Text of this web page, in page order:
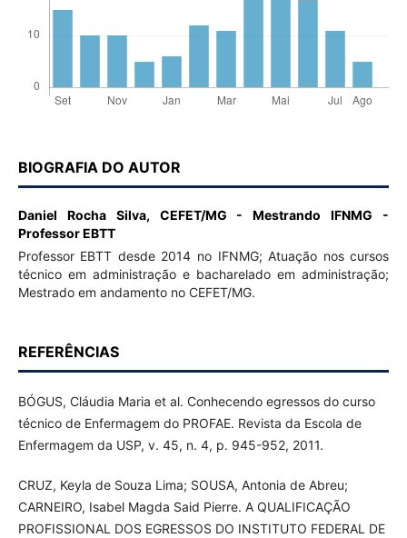
BIOGRAFIA DO AUTOR
Daniel Rocha Silva, CEFET/MG - Mestrando IFNMG -
Professor EBTT
Professor EBTT desde 2014 no IFNMG; Atuação nos cursos
técnico em administração e bacharelado em administração;
Mestrado em andamento no CEFET/MG.
REFERÊNCIAS
BÓGUS, Cláudia Maria et al. Conhecendo egressos do curso
técnico de Enfermagem do PROFAE. Revista da Escola de
Enfermagem da USP, v. 45, n. 4, p. 945-952, 2011.
CRUZ, Keyla de Souza Lima; SOUSA, Antonia de Abreu;
CARNEIRO, Isabel Magda Said Pierre. A QUALIFICAÇÃO
PROFISSIONAL DOS EGRESSOS DO INSTITUTO FEDERAL DE